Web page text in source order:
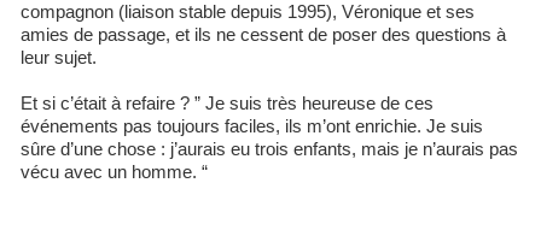
compagnon (liaison stable depuis 1995), Véronique et ses
amies de passage, et ils ne cessent de poser des questions à
leur sujet.
Et si c’était à refaire ? ” Je suis très heureuse de ces
événements pas toujours faciles, ils m’ont enrichie. Je suis
sûre d’une chose : j’aurais eu trois enfants, mais je n’aurais pas
vécu avec un homme. “